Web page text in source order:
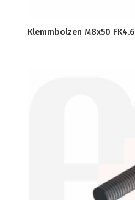
Klemmbolzen M8x50 FK4.6